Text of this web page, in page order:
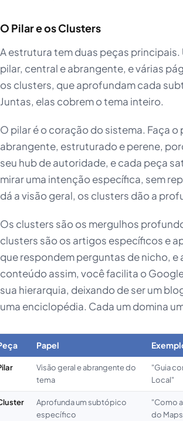
O Pilar e os Clusters
A estrutura tem duas peças principais.
pilar, central e abrangente, e várias
os clusters, que aprofundam cada
Juntas, elas cobrem o tema inteiro.
O pilar é o coração do sistema. Faça o
abrangente, estruturado e perene,
seu hub de autoridade, e cada peça
mirar uma intenção específica, sem
dá a visão geral, os clusters dão a
Os clusters são os mergulhos
clusters são os artigos específicos e
que respondem perguntas de nicho, e
conteúdo assim, você facilita o
sua hierarquia, deixando de ser um
uma enciclopédia. Cada um domina
Papel
Visão geral e abrangente do
tema
"Guia
Local"
Aprofunda um subtópico
específico
"Como
do